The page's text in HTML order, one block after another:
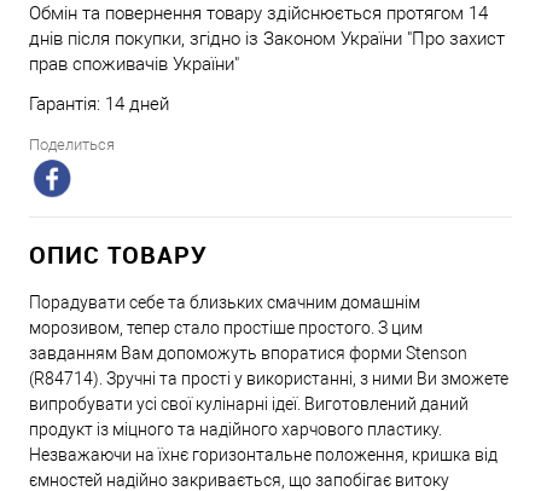
Обмін та повернення товару здійснюється протягом 14
днів після покупки, згідно із Законом України "Про захист
прав споживачів України"
Гарантія: 14 дней
Поделиться
ОПИС ТОВАРУ
Порадувати себе та близьких смачним домашнім
морозивом, тепер стало простіше простого. З цим
завданням Вам допоможуть впоратися форми Stenson
(R84714). Зручні та прості у використанні, з ними Ви зможете
випробувати усі свої кулінарні ідеї. Виготовлений даний
продукт із міцного та надійного харчового пластику.
Незважаючи на їхнє горизонтальне положення, кришка від
ємностей надійно закривається, що запобігає витоку